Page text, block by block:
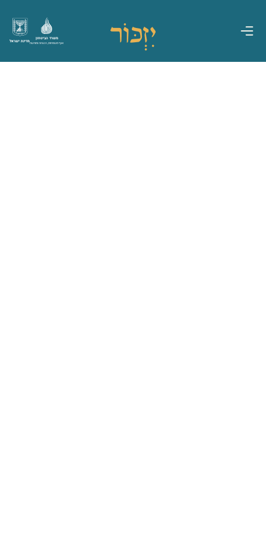
מדינת ישראל
משרד הביטחון
אגף משפחות, הנצחה ומורשת